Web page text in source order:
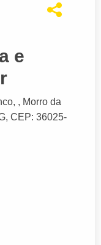
e
, , Morro da
CEP: 36025-